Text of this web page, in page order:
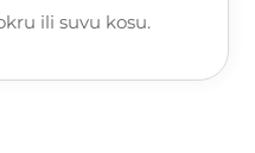
ili suvu kosu.